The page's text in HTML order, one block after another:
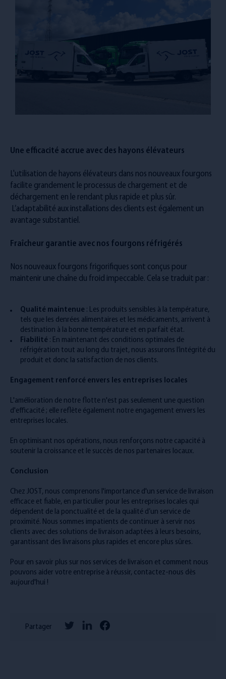
Une efficacité accrue avec des hayons élévateurs
L'utilisation de hayons élévateurs dans nos nouveaux fourgons
facilite grandement le processus de chargement et de
déchargement en le rendant plus rapide et plus sûr.
L’adaptabilité aux installations des clients est également un
avantage substantiel.
Fraîcheur garantie avec nos fourgons réfrigérés
Nos nouveaux fourgons frigorifiques sont conçus pour
maintenir une chaîne du froid impeccable. Cela se traduit par :
Qualité maintenue : Les produits sensibles à la température,
tels que les denrées alimentaires et les médicaments, arrivent à
destination à la bonne température et en parfait état.
Fiabilité : En maintenant des conditions optimales de
réfrigération tout au long du trajet, nous assurons l’intégrité du
produit et donc la satisfaction de nos clients.
Engagement renforcé envers les entreprises locales
L'amélioration de notre flotte n'est pas seulement une question
d'efficacité ; elle reflète également notre engagement envers les
entreprises locales.
En optimisant nos opérations, nous renforçons notre capacité à
soutenir la croissance et le succès de nos partenaires locaux.
Conclusion
Chez JOST, nous comprenons l'importance d'un service de livraison
efficace et fiable, en particulier pour les entreprises locales qui
dépendent de la ponctualité et de la qualité d’un service de
proximité. Nous sommes impatients de continuer à servir nos
clients avec des solutions de livraison adaptées à leurs besoins,
garantissant des livraisons plus rapides et encore plus sûres.
Pour en savoir plus sur nos services de livraison et comment nous
pouvons aider votre entreprise à réussir, contactez-nous dès
aujourd'hui !
Partager